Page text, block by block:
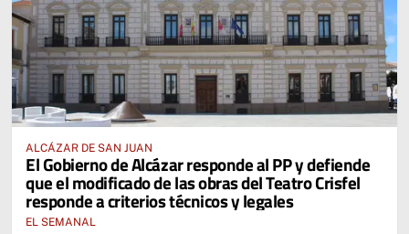
ALCÁZAR DE SAN JUAN
El Gobierno de Alcázar responde al PP y defiende
que el modificado de las obras del Teatro Crisfel
responde a criterios técnicos y legales
EL SEMANAL